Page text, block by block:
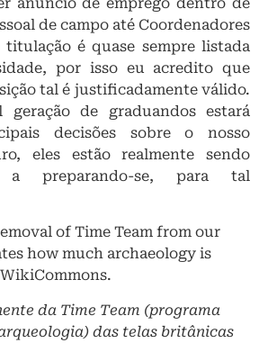
de campo até Coordenadores
é quase sempre listada
por isso eu acredito que
tal é justificadamente válido.
de graduandos estará
decisões sobre o nosso
eles estão realmente sendo
a preparando-se, para tal
da Time Team (programa
das telas britânicas